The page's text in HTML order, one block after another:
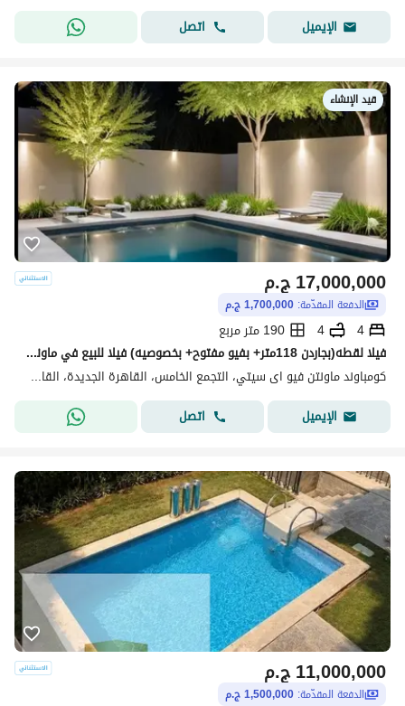
الإيميل
اتصل
قيد الإنشاء
ج.م17,000,000
الدفعة المقدّمة: 1,700,000 ج.م
4
4
190 متر مربع
فيلا لقطه(بجاردن 118متر+ بفيو مفتوح+ بخصوصيه) فيلا للبيع في ماونتن فيوMountain View creek New Cairo بالقرب من Mivida وHyde Park وPalm Hills New Cairo
كومباوند ماونتن فيو اى سيتي، التجمع الخامس، القاهرة الجديدة، القاهرة
الإيميل
اتصل
ج.م11,000,000
الدفعة المقدّمة: 1,500,000 ج.م